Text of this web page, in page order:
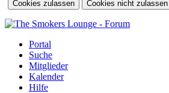
Portal
Suche
Mitglieder
Kalender
Hilfe